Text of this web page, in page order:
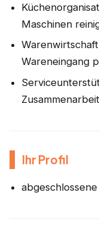
Maschinen
Wareneingang
Ihr Profil